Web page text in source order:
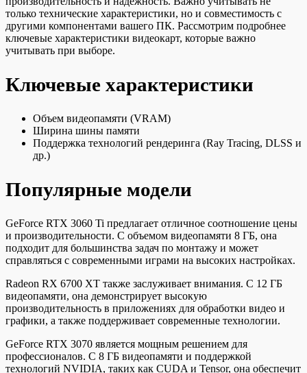
только технические характеристики, но и совместимость с
другими компонентами вашего ПК. Рассмотрим подробнее
ключевые характеристики видеокарт, которые важно
учитывать при выборе.
Ключевые характеристики
Объем видеопамяти (VRAM)
Ширина шины памяти
Поддержка технологий рендеринга (Ray Tracing, DLSS и
др.)
Популярные модели
GeForce RTX 3060 Ti предлагает отличное соотношение цены
и производительности. С объемом видеопамяти 8 ГБ, она
подходит для большинства задач по монтажу и может
справляться с современными играми на высоких настройках.
Radeon RX 6700 XT также заслуживает внимания. С 12 ГБ
видеопамяти, она демонстрирует высокую
производительность в приложениях для обработки видео и
графики, а также поддерживает современные технологии.
GeForce RTX 3070 является мощным решением для
профессионалов. С 8 ГБ видеопамяти и поддержкой
технологий NVIDIA, таких как CUDA и Tensor, она обеспечит